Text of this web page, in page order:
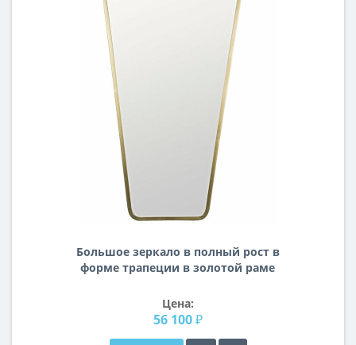
Большое зеркало в полный рост в
форме трапеции в золотой раме
50/90*185 см
Цена:
56 100 ₽